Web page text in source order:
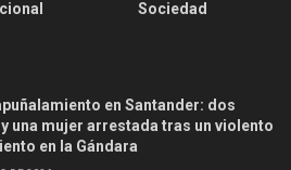
Sociedad
en Santander: dos
una mujer arrestada tras un violento
en la Gándara